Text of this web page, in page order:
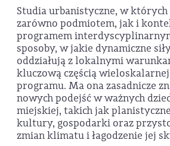
Studia urbanistyczne, w
zarówno podmiotem, jak i
programem
sposoby, w jakie dynamiczne
oddziałują z lokalnymi
kluczową częścią
programu. Ma ona zasadnicze
nowych podejść w ważnych
miejskiej, takich jak
kultury, gospodarki oraz
zmian klimatu i łagodzenie jej